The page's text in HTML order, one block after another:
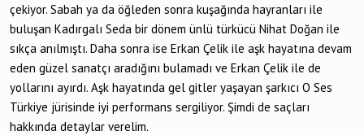
çekiyor. Sabah ya da öğleden sonra kuşağında hayranları ile
buluşan Kadırgalı Seda bir dönem ünlü türkücü Nihat Doğan ile
sıkça anılmıştı. Daha sonra ise Erkan Çelik ile aşk hayatına devam
eden güzel sanatçı aradığını bulamadı ve Erkan Çelik ile de
yollarını ayırdı. Aşk hayatında gel gitler yaşayan şarkıcı O Ses
Türkiye jürisinde iyi performans sergiliyor. Şimdi de saçları
hakkında detaylar verelim.